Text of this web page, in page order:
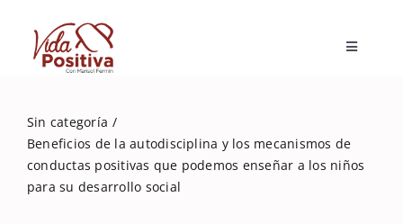
content
Toggle
Sin categoría
Beneficios de la autodisciplina y los mecanismos de
conductas positivas que podemos enseñar a los niños
para su desarrollo social